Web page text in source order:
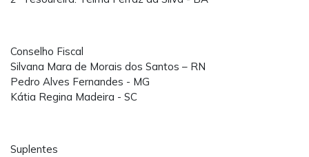
Conselho Fiscal
Silvana Mara de Morais dos Santos – RN
Pedro Alves Fernandes - MG
Kátia Regina Madeira - SC
Suplentes